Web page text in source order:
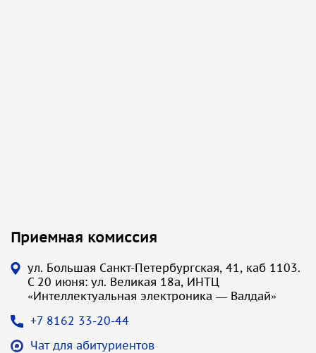
Приемная комиссия
ул. Большая Санкт-Петербургская, 41, каб 1103.
С 20 июня: ул. Великая 18а, ИНТЦ
«Интеллектуальная электроника — Валдай»
+7 8162 33-20-44
Чат для абитуриентов